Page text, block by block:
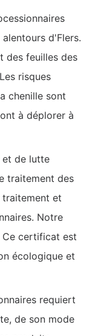
d'Flers.
des feuilles des
risques
chenille sont
à déplorer à
et de lutte
traitement des
traitement et
Notre
certificat est
écologique et
requiert
de son mode